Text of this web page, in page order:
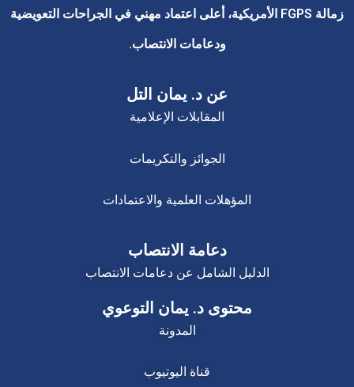
زمالة FGPS الأمريكية، أعلى اعتماد مهني في الجراحات التعويضية
ودعامات الانتصاب.
عن د. يمان التل
المقابلات الإعلامية
الجوائز والتكريمات
المؤهلات العلمية والاعتمادات
دعامة الانتصاب
الدليل الشامل عن دعامات الانتصاب
محتوى د. يمان التوعوي
المدونة
قناة اليوتيوب